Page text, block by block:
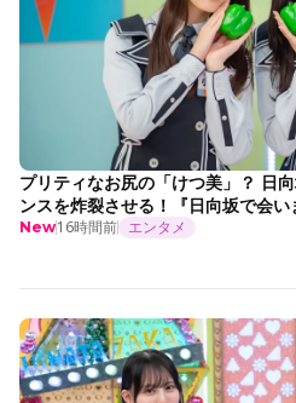
プリティなお尻の「けつ美」？ 日
ンスを炸裂させる！『日向坂で会
New16時間前 エンタメ